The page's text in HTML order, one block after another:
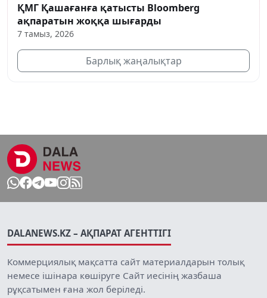
ҚМГ Қашағанға қатысты Bloomberg
ақпаратын жоққа шығарды
7 тамыз, 2026
Барлық жаңалықтар
DALANEWS.KZ – АҚПАРАТ АГЕНТТІГІ
Коммерциялық мақсатта сайт материалдарын толық
немесе ішінара көшіруге Сайт иесінің жазбаша
рұқсатымен ғана жол беріледі.